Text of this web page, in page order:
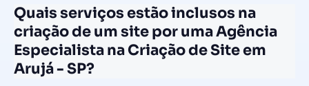
Quais serviços estão inclusos na
criação de um site por uma Agência
Especialista na Criação de Site em
Arujá - SP?